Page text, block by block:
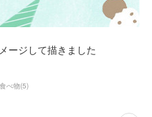
ージして描きました
食べ物(5)